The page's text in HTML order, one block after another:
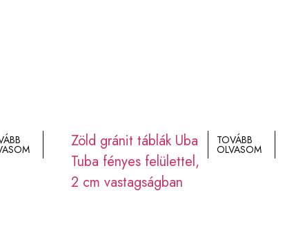
Zöld gránit táblák Uba
Tuba fényes felülettel,
2 cm vastagságban
TOVÁBB
OLVASOM